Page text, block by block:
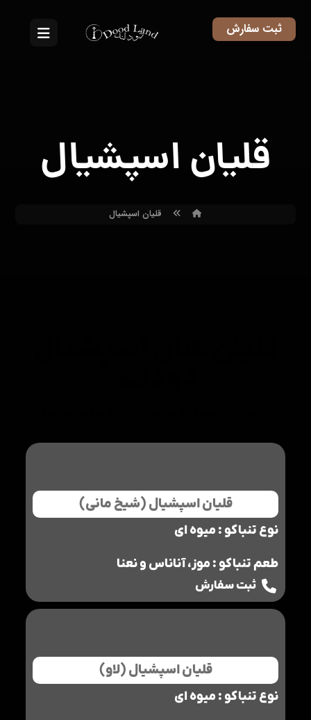
ثبت سفارش
قلیان اسپشیال
قلیان اسپشیال
قلیان اسپشیال (شیخ مانی)
نوع تنباکو : میوه ای
طعم تنباکو : موز، آناناس و نعنا
ثبت سفارش
قلیان اسپشیال (لاو)
نوع تنباکو : میوه ای